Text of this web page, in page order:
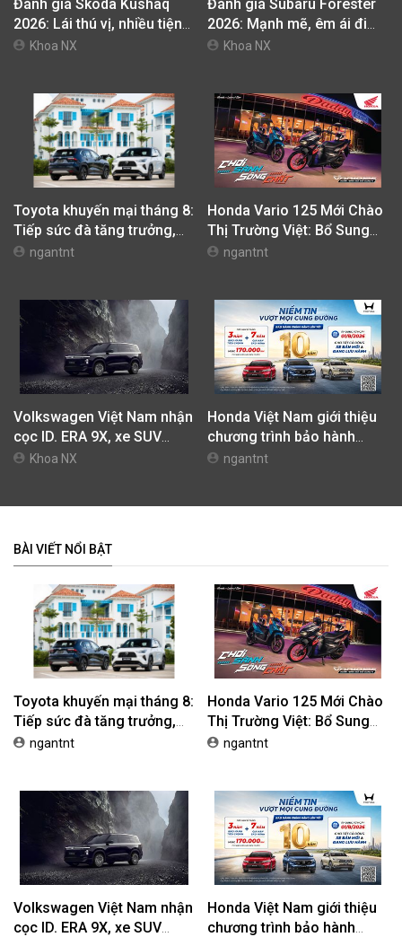
Đánh giá Skoda Kushaq
2026: Lái thú vị, nhiều tiện
nghi, giá cạnh tranh
Khoa NX
Đánh giá Subaru Forester
2026: Mạnh mẽ, êm ái đi
cùng hệ thống ADAS hoàn
Khoa NX
Toyota khuyến mại tháng 8:
Tiếp sức đà tăng trưởng,
tối ưu chi phí mua xe
ngantnt
Honda Vario 125 Mới Chào
Thị Trường Việt: Bổ Sung
Phiên Bản Street, Giá Từ
ngantnt
Volkswagen Việt Nam nhận
cọc ID. ERA 9X, xe SUV
EREV dự kiến giá dưới 3 tỷ
Khoa NX
Honda Việt Nam giới thiệu
chương trình bảo hành
chính hãng lên tới 10 năm
ngantnt
BÀI VIẾT NỔI BẬT
Toyota khuyến mại tháng 8:
Tiếp sức đà tăng trưởng,
tối ưu chi phí mua xe
ngantnt
Honda Vario 125 Mới Chào
Thị Trường Việt: Bổ Sung
Phiên Bản Street, Giá Từ
ngantnt
Volkswagen Việt Nam nhận
cọc ID. ERA 9X, xe SUV
Honda Việt Nam giới thiệu
chương trình bảo hành